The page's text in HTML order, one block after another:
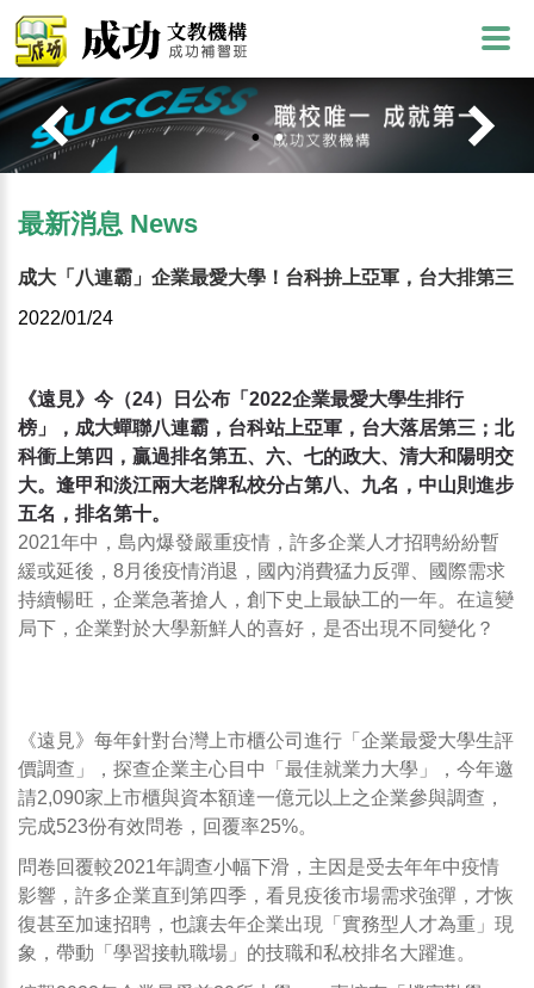
最新消息 News
成大「八連霸」企業最愛大學！台科拚上亞軍，台大排第三
2022/01/24
《遠見》今（24）日公布「2022企業最愛大學生排行
榜」，成大蟬聯八連霸，台科站上亞軍，台大落居第三；北
科衝上第四，贏過排名第五、六、七的政大、清大和陽明交
大。逢甲和淡江兩大老牌私校分占第八、九名，中山則進步
五名，排名第十。
2021年中，島內爆發嚴重疫情，許多企業人才招聘紛紛暫
緩或延後，8月後疫情消退，國內消費猛力反彈、國際需求
持續暢旺，企業急著搶人，創下史上最缺工的一年。在這變
局下，企業對於大學新鮮人的喜好，是否出現不同變化？
《遠見》每年針對台灣上市櫃公司進行「企業最愛大學生評
價調查」，探查企業主心目中「最佳就業力大學」，今年邀
請2,090家上市櫃與資本額達一億元以上之企業參與調查，
完成523份有效問卷，回覆率25%。
問卷回覆較2021年調查小幅下滑，主因是受去年年中疫情
影響，許多企業直到第四季，看見疫後市場需求強彈，才恢
復甚至加速招聘，也讓去年企業出現「實務型人才為重」現
象，帶動「學習接軌職場」的技職和私校排名大躍進。